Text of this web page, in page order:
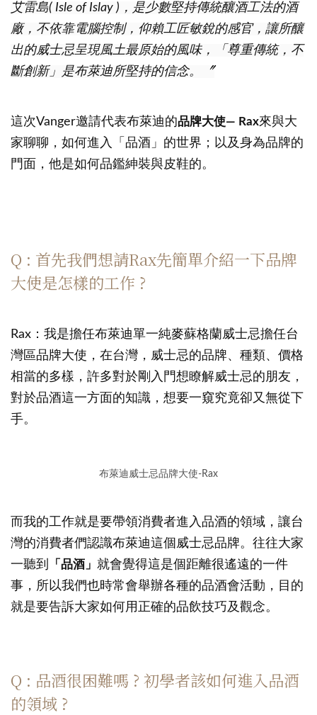
艾雷島( Isle of Islay )，是少數堅持傳統釀酒工法的酒
廠，不依靠電腦控制，仰賴工匠敏銳的感官，讓所釀
出的威士忌呈現風土最原始的風味，「尊重傳統，不
斷創新」是布萊迪所堅持的信念。〞
這次Vanger邀請代表布萊迪的品牌大使— Rax來與大
家聊聊，如何進入「品酒」的世界；以及身為品牌的
門面，他是如何品鑑紳裝與皮鞋的。
Q : 首先我們想請Rax先簡單介紹一下品牌
大使是怎樣的工作 ?
Rax：我是擔任布萊迪單一純麥蘇格蘭威士忌擔任台
灣區品牌大使，在台灣，威士忌的品牌、種類、價格
相當的多樣，許多對於剛入門想瞭解威士忌的朋友，
對於品酒這一方面的知識，想要一窺究竟卻又無從下
手。
布萊迪威士忌品牌大使-Rax
而我的工作就是要帶領消費者進入品酒的領域，讓台
灣的消費者們認識布萊迪這個威士忌品牌。往往大家
一聽到
「品酒」 就會覺得這是個距離很遙遠的一件
事，所以我們也時常會舉辦各種的品酒會活動，目的
就是要告訴大家如何用正確的品飲技巧及觀念。
Q : 品酒很困難嗎 ? 初學者該如何進入品酒
的領域 ?